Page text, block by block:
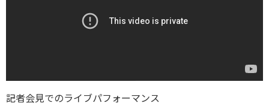
記者会見でのライブパフォーマンス